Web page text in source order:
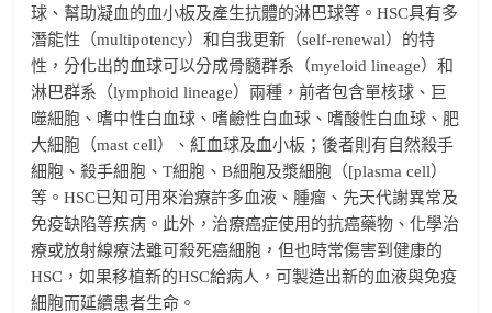
球、幫助凝血的血小板及產生抗體的淋巴球等。HSC具有多
潛能性（multipotency）和自我更新（self-renewal）的特
性，分化出的血球可以分成骨髓群系（myeloid lineage）和
淋巴群系（lymphoid lineage）兩種，前者包含單核球、巨
噬細胞、嗜中性白血球、嗜鹼性白血球、嗜酸性白血球、肥
大細胞（mast cell）、紅血球及血小板；後者則有自然殺手
細胞、殺手細胞、T細胞、B細胞及漿細胞（[plasma cell）
等。HSC已知可用來治療許多血液、腫瘤、先天代謝異常及
免疫缺陷等疾病。此外，治療癌症使用的抗癌藥物、化學治
療或放射線療法雖可殺死癌細胞，但也時常傷害到健康的
HSC，如果移植新的HSC給病人，可製造出新的血液與免疫
細胞而延續患者生命。